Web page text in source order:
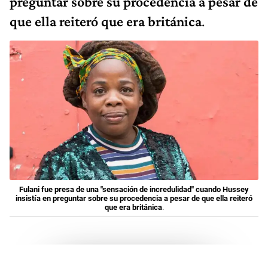
que ella reiteró que era británica.
Fulani fue presa de una "sensación de incredulidad" cuando Hussey
insistía en preguntar sobre su procedencia a pesar de que ella reiteró
que era británica.